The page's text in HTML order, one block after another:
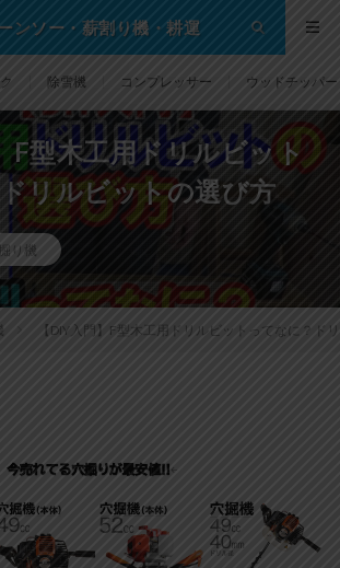
ンソー・薪割り機・耕運
除雪機 コンプレッサー ウッドチッパー
F型木工用ドリルビット
リルビットの選び方
り機
【DIY入門】F型木工用ドリルビットってなに？ド